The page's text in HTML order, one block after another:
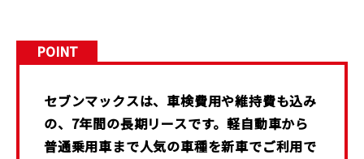
POINT
セブンマックスは、車検費用や維持費も込み
の、7年間の長期リースです。軽自動車から
普通乗用車まで人気の車種を新車でご利用で